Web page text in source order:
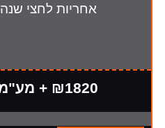
אחריות לחצי שנה
₪1820 + מע"מ